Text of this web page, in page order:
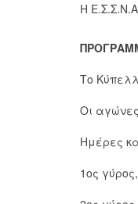
Η
Το
Οι
Ημέρες
1ος